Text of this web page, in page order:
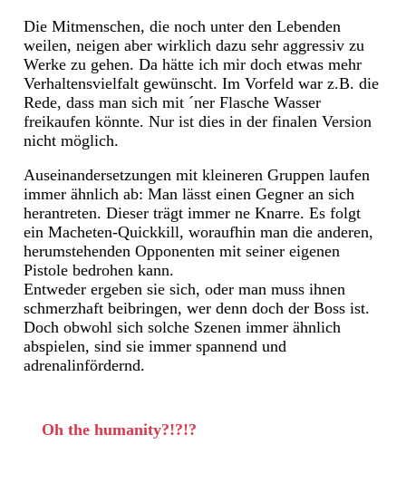
Die Mitmenschen, die noch unter den Lebenden
weilen, neigen aber wirklich dazu sehr aggressiv zu
Werke zu gehen. Da hätte ich mir doch etwas mehr
Verhaltensvielfalt gewünscht. Im Vorfeld war z.B. die
Rede, dass man sich mit ´ner Flasche Wasser
freikaufen könnte. Nur ist dies in der finalen Version
nicht möglich.
Auseinandersetzungen mit kleineren Gruppen laufen
immer ähnlich ab: Man lässt einen Gegner an sich
herantreten. Dieser trägt immer ne Knarre. Es folgt
ein Macheten-Quickkill, woraufhin man die anderen,
herumstehenden Opponenten mit seiner eigenen
Pistole bedrohen kann.
Entweder ergeben sie sich, oder man muss ihnen
schmerzhaft beibringen, wer denn doch der Boss ist.
Doch obwohl sich solche Szenen immer ähnlich
abspielen, sind sie immer spannend und
adrenalinfördernd.
Oh the humanity?!?!?